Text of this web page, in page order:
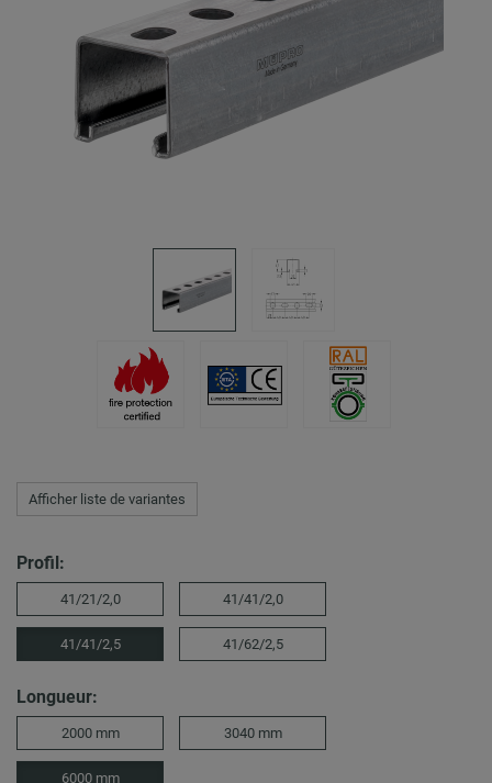
Afficher liste de variantes
Profil:
41/21/2,0 41/41/2,0
41/41/2,5 41/62/2,5
Longueur:
2000 mm 3040 mm
6000 mm